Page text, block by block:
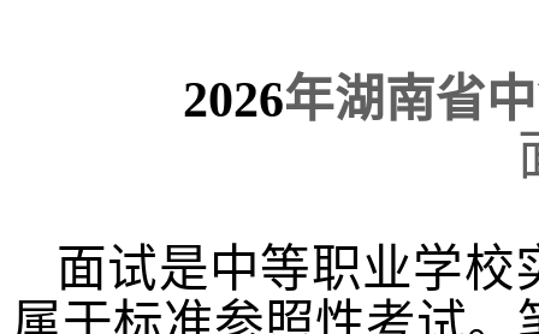
2026年湖南省
面试是中等职业学校